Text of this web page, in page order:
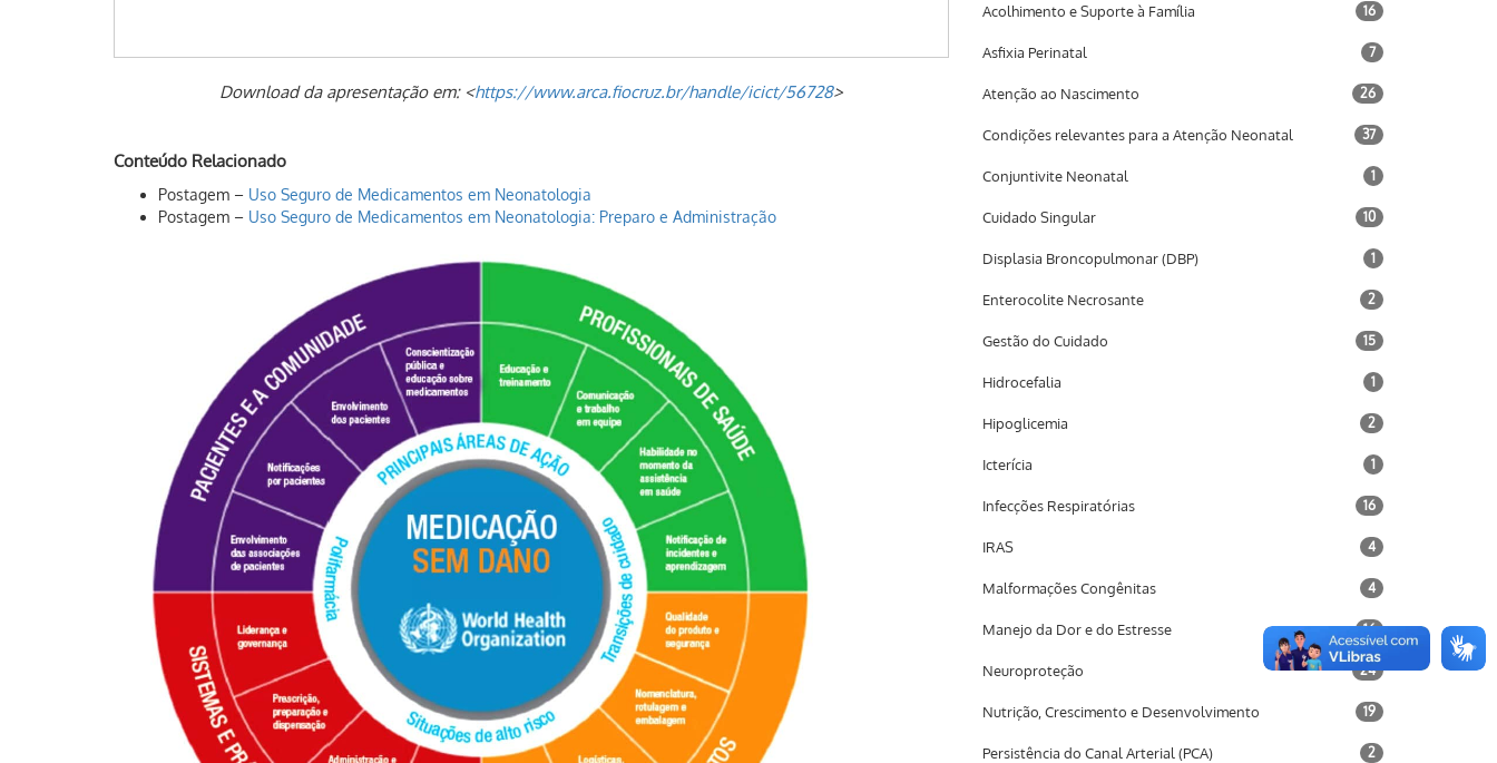
Download da apresentação em: <https://www.arca.fiocruz.br/handle/icict/56728>
Conteúdo Relacionado
Postagem – Uso Seguro de Medicamentos em Neonatologia
Postagem – Uso Seguro de Medicamentos em Neonatologia: Preparo e Administração
Acolhimento e Suporte à Família 16
Asfixia Perinatal 7
Atenção ao Nascimento 26
Condições relevantes para a Atenção Neonatal 37
Conjuntivite Neonatal 1
Cuidado Singular 10
Displasia Broncopulmonar (DBP) 1
Enterocolite Necrosante 2
Gestão do Cuidado 15
Hidrocefalia 1
Hipoglicemia 2
Icterícia 1
Infecções Respiratórias 16
IRAS 4
Malformações Congênitas 4
Manejo da Dor e do Estresse 16
Neuroproteção 24
Nutrição, Crescimento e Desenvolvimento 19
Persistência do Canal Arterial (PCA) 2